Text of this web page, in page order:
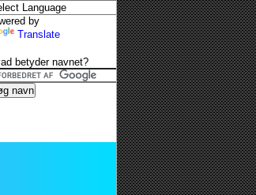
by
Translate
betyder navnet?